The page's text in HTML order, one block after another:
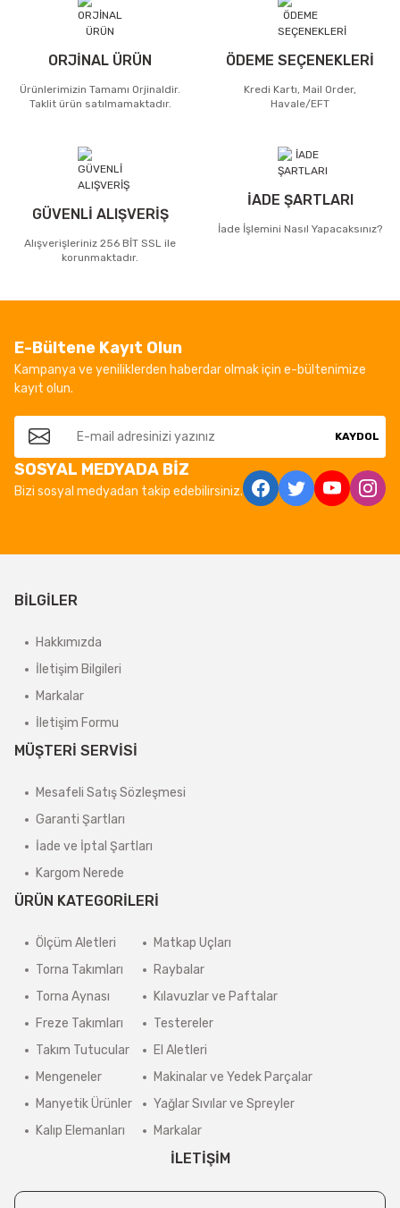
ORJİNAL ÜRÜN
Ürünlerimizin Tamamı Orjinaldir.
Taklit ürün satılmamaktadır.
ÖDEME SEÇENEKLERİ
Kredi Kartı, Mail Order,
Havale/EFT
GÜVENLİ ALIŞVERİŞ
Alışverişleriniz 256 BİT SSL ile
korunmaktadır.
İADE ŞARTLARI
İade İşlemini Nasıl Yapacaksınız?
E-Bültene Kayıt Olun
Kampanya ve yeniliklerden haberdar olmak için e-bültenimize
kayıt olun.
KAYDOL
SOSYAL MEDYADA BİZ
Bizi sosyal medyadan takip edebilirsiniz.
BİLGİLER
Hakkımızda
İletişim Bilgileri
Markalar
İletişim Formu
MÜŞTERİ SERVİSİ
Mesafeli Satış Sözleşmesi
Garanti Şartları
İade ve İptal Şartları
Kargom Nerede
ÜRÜN KATEGORİLERİ
Ölçüm Aletleri
Torna Takımları
Torna Aynası
Freze Takımları
Takım Tutucular
Mengeneler
Manyetik Ürünler
Kalıp Elemanları
Matkap Uçları
Raybalar
Kılavuzlar ve Paftalar
Testereler
El Aletleri
Makinalar ve Yedek Parçalar
Yağlar Sıvılar ve Spreyler
Markalar
İLETİŞİM